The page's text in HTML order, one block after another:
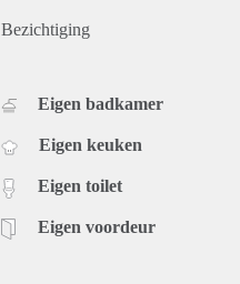
Bezichtiging
Eigen badkamer
Eigen keuken
Eigen toilet
Eigen voordeur